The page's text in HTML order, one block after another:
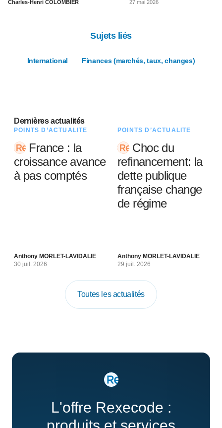
Charles-Henri COLOMBIER 27 mai 2026
Sujets liés
International Finances (marchés, taux, changes)
Dernières actualités
POINTS D’ACTUALITÉ
France : la
croissance avance
à pas comptés
Anthony MORLET-LAVIDALIE
30 juil. 2026
POINTS D’ACTUALITÉ
Choc du
refinancement: la
dette publique
française change
de régime
Anthony MORLET-LAVIDALIE
29 juil. 2026
Toutes les actualités
L'offre Rexecode :